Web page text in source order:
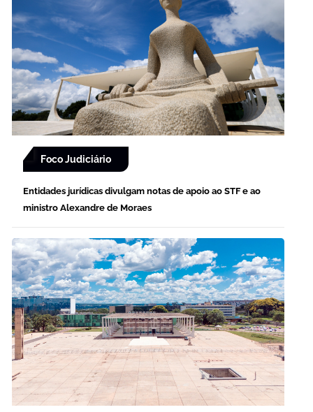
Foco Judiciário
Entidades jurídicas divulgam notas de apoio ao STF e ao
ministro Alexandre de Moraes